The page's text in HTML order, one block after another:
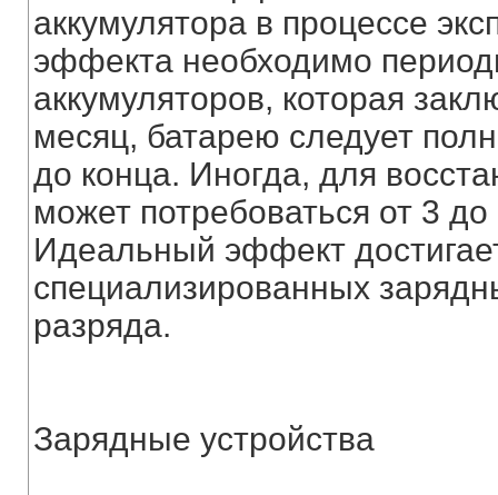
аккумулятора в процессе
эффекта необходимо
аккумуляторов, которая
месяц, батарею следует
до конца. Иногда, для
может потребоваться от 3
Идеальный эффект
специализированных
разряда.
Зарядные устройства